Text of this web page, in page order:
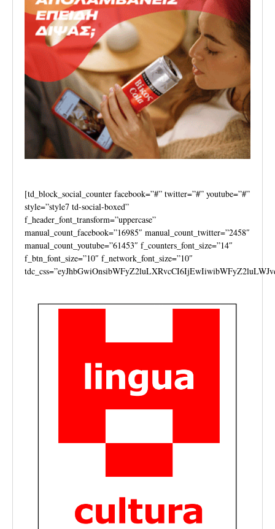
[td_block_social_counter facebook=”#” twitter=”#” youtube=”#”
style=”style7 td-social-boxed”
f_header_font_transform=”uppercase”
manual_count_facebook=”16985″ manual_count_twitter=”2458″
manual_count_youtube=”61453″ f_counters_font_size=”14″
f_btn_font_size=”10″ f_network_font_size=”10″